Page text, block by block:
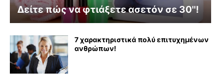
Δείτε πώς να φτιάξετε ασετόν σε 30''!
7 χαρακτηριστικά πολύ επιτυχημένων
ανθρώπων!